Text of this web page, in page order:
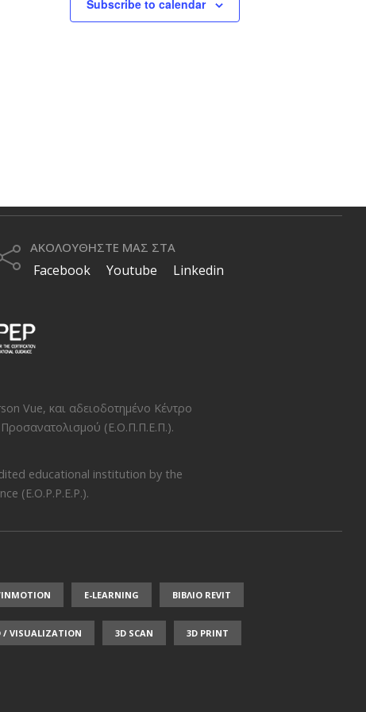
Subscribe to calendar
ΑΚΟΛΟΥΘΗΣΤΕ ΜΑΣ ΣΤΑ
Facebook Youtube Linkedin
Vue, και αδειοδοτημένο Κέντρο
(Ε.Ο.Π.Π.Ε.Π.).
educational institution by the
(E.O.P.P.E.P.).
E-LEARNING ΒΙΒΛΙΟ REVIT
/ VISUALIZATION 3D SCAN 3D PRINT